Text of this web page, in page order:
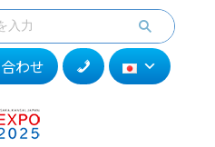
わせ